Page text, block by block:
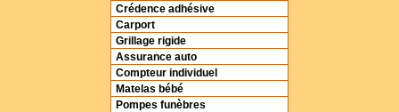
Crédence adhésive
Carport
Grillage rigide
Assurance auto
Compteur individuel
Matelas bébé
Pompes funèbres